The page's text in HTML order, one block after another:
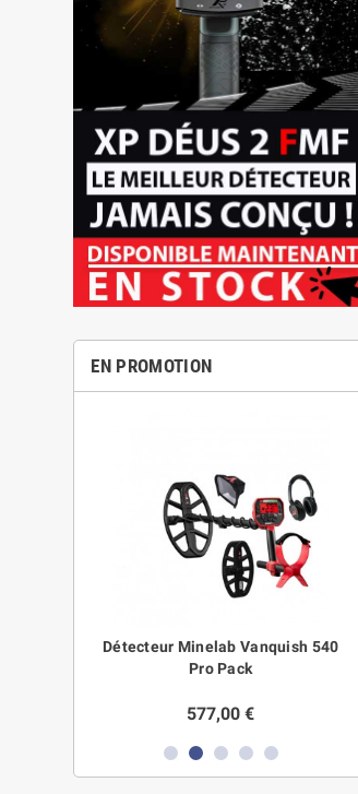
EN PROMOTION
Détecteur Minelab Vanquish 540
Pro Pack
577,00 €